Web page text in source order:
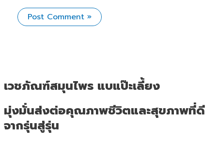
เวชภัณฑ์สมุนไพร แบแป๊ะเลี้ยง
มุ่งมั่นส่งต่อคุณภาพชีวิตและสุขภาพที่ดี
จากรุ่นสู่รุ่น